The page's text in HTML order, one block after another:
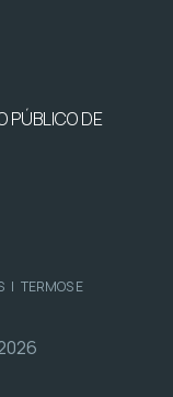
PÚBLICO DE
| TERMOS E